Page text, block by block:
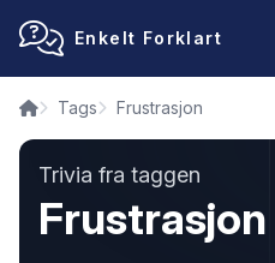
Enkelt Forklart
Tags Frustrasjon
Trivia fra taggen
Frustrasjon